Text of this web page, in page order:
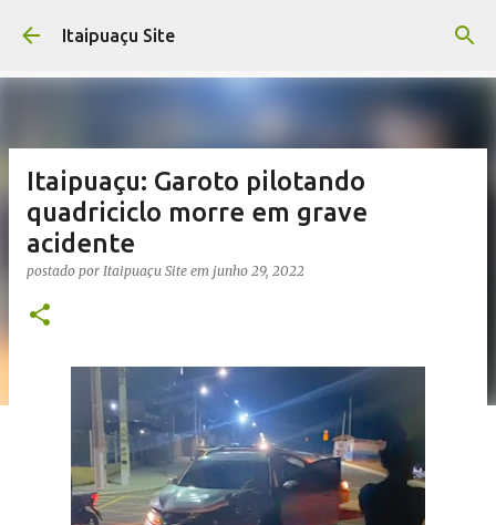
Pular para o conteúdo principal
Itaipuaçu Site
Itaipuaçu: Garoto pilotando
quadriciclo morre em grave
acidente
postado por Itaipuaçu Site em junho 29, 2022